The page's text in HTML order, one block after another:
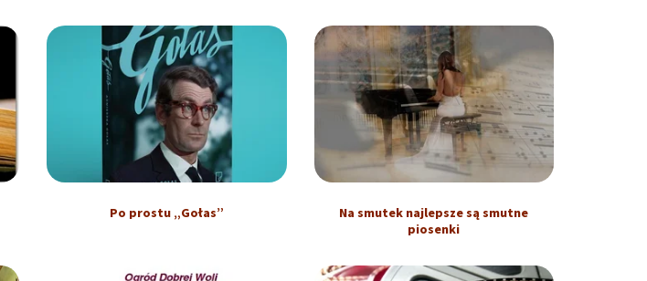
Po prostu „Gołas”
Na smutek najlepsze są smutne
piosenki